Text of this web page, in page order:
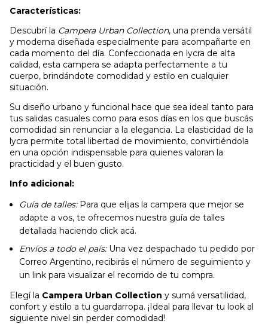
Características:
Descubrí la Campera Urban Collection, una prenda versátil
y moderna diseñada especialmente para acompañarte en
cada momento del día. Confeccionada en lycra de alta
calidad, esta campera se adapta perfectamente a tu
cuerpo, brindándote comodidad y estilo en cualquier
situación.
Su diseño urbano y funcional hace que sea ideal tanto para
tus salidas casuales como para esos días en los que buscás
comodidad sin renunciar a la elegancia. La elasticidad de la
lycra permite total libertad de movimiento, convirtiéndola
en una opción indispensable para quienes valoran la
practicidad y el buen gusto.
Info adicional:
Guía de talles:Para que elijas la campera que mejor se
adapte a vos, te ofrecemos nuestra guía de talles
detallada haciendo click acá.
Envíos a todo el país:Una vez despachado tu pedido por
Correo Argentino, recibirás el número de seguimiento y
un link para visualizar el recorrido de tu compra.
Elegí la Campera Urban Collection y sumá versatilidad,
confort y estilo a tu guardarropa. ¡Ideal para llevar tu look al
siguiente nivel sin perder comodidad!